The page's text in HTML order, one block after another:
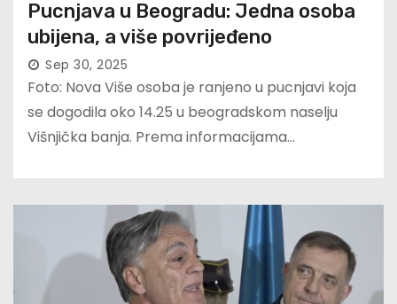
Pucnjava u Beogradu: Jedna osoba
ubijena, a više povrijeđeno
Sep 30, 2025
Foto: Nova Više osoba je ranjeno u pucnjavi koja
se dogodila oko 14.25 u beogradskom naselju
Višnjička banja. Prema informacijama…